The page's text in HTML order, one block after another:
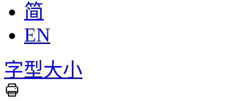
简
EN
字型大小